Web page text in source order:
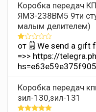
Коробка передач
ЯМЗ-238ВМ5 9ти
малым делителем)
Оценка
из
5
от 🗒 We send a gift
=>> https://
Коробка передач
зил-130,зил-131